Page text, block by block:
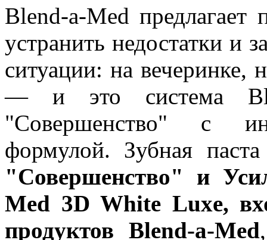
Blend-a-Med предлагает
устранить недостатки и
ситуации: на вечеринке,
— и это система
"Совершенство" с
формулой. Зубная
"Совершенство" и
Med 3D White Luxe,
продуктов Blend-a-Med